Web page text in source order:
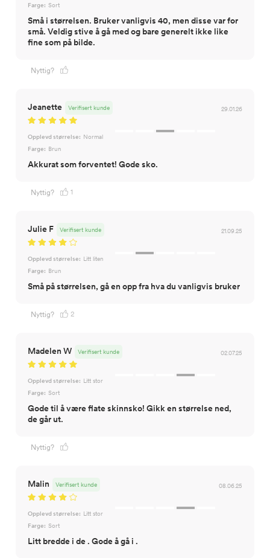
Farge: Sort
Små i størrelsen. Bruker vanligvis 40, men disse var for
små. Veldig stive å gå med og bare generelt ikke like
fine som på bilde.
Nyttig?
Jeanette 29.01.26
Verifisert kunde
Opplevd størrelse: Normal
Farge: Brun
Akkurat som forventet! Gode sko.
Nyttig? 1
Julie F 21.09.25
Verifisert kunde
Opplevd størrelse: Litt liten
Farge: Brun
Små på størrelsen, gå en opp fra hva du vanligvis bruker
Nyttig? 2
Madelen W 02.07.25
Verifisert kunde
Opplevd størrelse: Litt stor
Farge: Sort
Gode til å være flate skinnsko! Gikk en størrelse ned,
de går ut.
Nyttig?
Malin 08.06.25
Verifisert kunde
Opplevd størrelse: Litt stor
Farge: Sort
Litt bredde i de . Gode å gå i .